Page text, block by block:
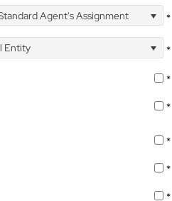
Agent's Assignment
*
Entity
*
*
*
*
*
*